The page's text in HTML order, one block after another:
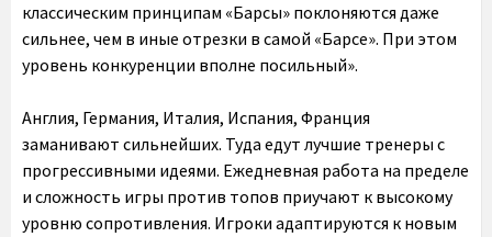
классическим принципам «Барсы» поклоняются даже
сильнее, чем в иные отрезки в самой «Барсе». При этом
уровень конкуренции вполне посильный».
Англия, Германия, Италия, Испания, Франция
заманивают сильнейших. Туда едут лучшие тренеры с
прогрессивными идеями. Ежедневная работа на пределе
и сложность игры против топов приучают к высокому
уровню сопротивления. Игроки адаптируются к новым